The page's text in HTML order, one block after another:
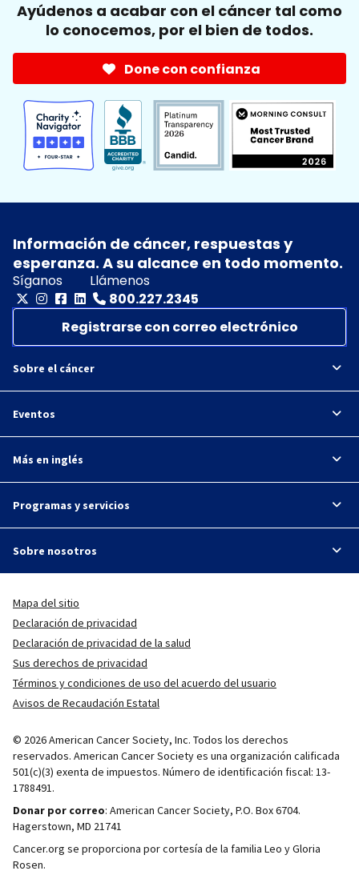
Ayúdenos a acabar con el cáncer tal como
lo conocemos, por el bien de todos.
Done con confianza
Información de cáncer, respuestas y
esperanza. A su alcance en todo momento.
Síganos
Llámenos
800.227.2345
Registrarse con correo electrónico
Sobre el cáncer
Eventos
Más en inglés
Programas y servicios
Sobre nosotros
Mapa del sitio
Declaración de privacidad
Declaración de privacidad de la salud
Sus derechos de privacidad
Términos y condiciones de uso del acuerdo del usuario
Avisos de Recaudación Estatal
© 2026 American Cancer Society, Inc. Todos los derechos
reservados. American Cancer Society es una organización calificada
501(c)(3) exenta de impuestos. Número de identificación fiscal: 13-
1788491.
Donar por correo: American Cancer Society, P.O. Box 6704.
Hagerstown, MD 21741
Cancer.org se proporciona por cortesía de la familia Leo y Gloria
Rosen.